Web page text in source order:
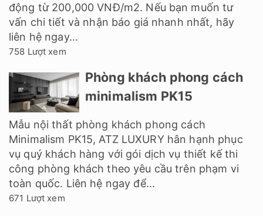
động từ 200,000 VNĐ/m2. Nếu bạn muốn tư
vấn chi tiết và nhận báo giá nhanh nhất, hãy
liên hệ ngay...
758 Lượt xem
Phòng khách phong cách
minimalism PK15
Mẫu nội thất phòng khách phong cách
Minimalism PK15, ATZ LUXURY hân hạnh phục
vụ quý khách hàng với gói dịch vụ thiết kế thi
công phòng khách theo yêu cầu trên phạm vi
toàn quốc. Liên hệ ngay để...
671 Lượt xem